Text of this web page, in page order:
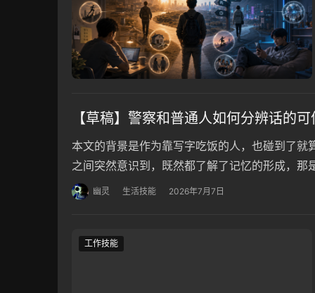
【草稿】警察和普通人如何分辨话的
本文的背景是作为靠写字吃饭的人，也碰到了
之间突然意识到，既然都了解了记忆的形成，
是分辨话的可信度，其含义就是所有人的记忆都
幽灵 生活技能 2026年7月7日
工作技能